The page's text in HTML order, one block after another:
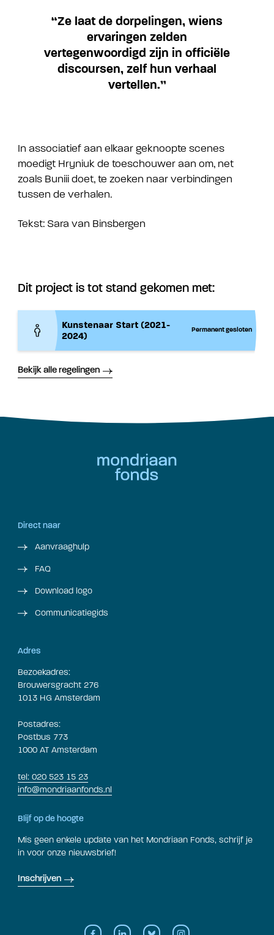
“Ze laat de dorpelingen, wiens
ervaringen zelden
vertegenwoordigd zijn in officiële
discoursen, zelf hun verhaal
vertellen.”
In associatief aan elkaar geknoopte scenes
moedigt Hryniuk de toeschouwer aan om, net
zoals Buniii doet, te zoeken naar verbindingen
tussen de verhalen.
Tekst: Sara van Binsbergen
Dit project is tot stand gekomen met:
Kunstenaar Start (2021-
2024)
Permanent gesloten
Bekijk alle regelingen
Direct naar
Aanvraaghulp
FAQ
Download logo
Communicatiegids
Adres
Bezoekadres:
Brouwersgracht 276
1013 HG Amsterdam
Postadres:
Postbus 773
1000 AT Amsterdam
tel: 020 523 15 23
info@mondriaanfonds.nl
Blijf op de hoogte
Mis geen enkele update van het Mondriaan Fonds, schrijf je
in voor onze nieuwsbrief!
Inschrijven